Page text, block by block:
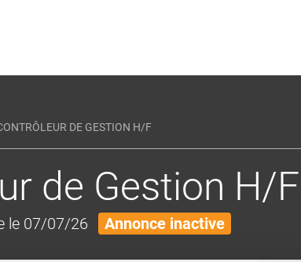
DE GESTION H/F
de Gestion H/F
le 07/07/26 Annonce inactive